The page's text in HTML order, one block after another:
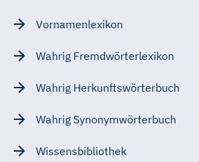
Vornamenlexikon
Wahrig Fremdwörterlexikon
Wahrig Herkunftswörterbuch
Wahrig Synonymwörterbuch
Wissensbibliothek